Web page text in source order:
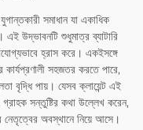
সমাধান যা একাধিক
উদ্ভাবনটি শুধুমাত্র ব্যাটারি
হ্রাস করে। একইসঙ্গে
কার্যপ্রণালী সহজতর করতে পারে,
বৃদ্ধি পায়। যেসব ক্লায়েন্ট এই
সন্তুষ্টির কথা উল্লেখ করেন,
নেতৃত্বের অবস্থানে নিয়ে আসে।